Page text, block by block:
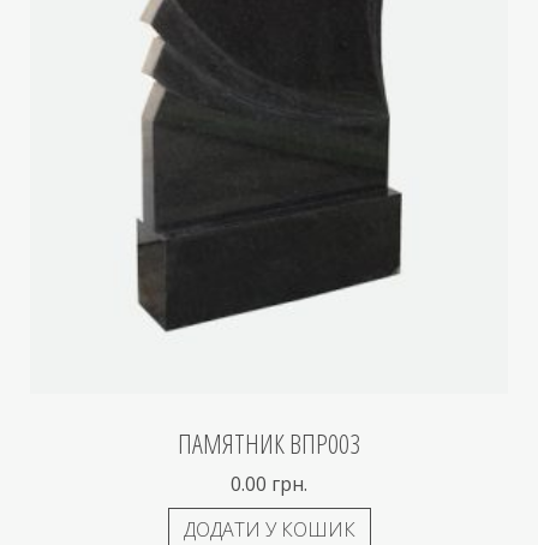
ПАМЯТНИК ВПР003
0.00 грн.
ДОДАТИ У КОШИК